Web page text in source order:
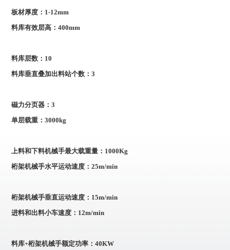
板材厚度：1-12mm
料库有效层高：400mm
料库层数：10
料库垂直叠加出料站个数：3
磁力分页器：3
单层载重：3000kg
上料和下料机械手最大载重量：1000Kg
桁架机械手水平运动速度：25m/min
桁架机械手垂直运动速度：15m/min
进料和出料小车速度：12m/min
料库+桁架机械手额定功率：40KW